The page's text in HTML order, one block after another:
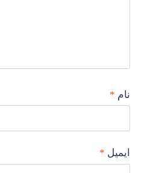
نام *
ایمیل *